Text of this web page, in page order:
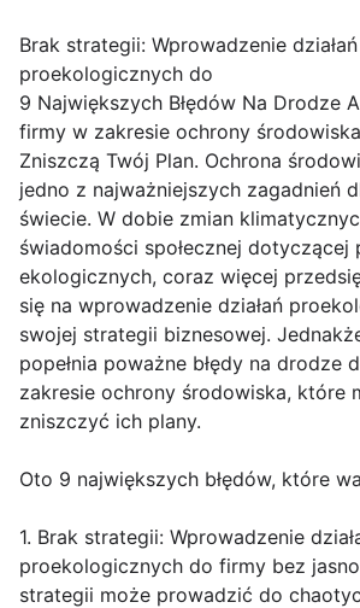
Brak strategii: Wprowadzenie działań
proekologicznych do
9 Największych Błędów Na Drodze
firmy w zakresie ochrony
Zniszczą Twój Plan. Ochrona
jedno z najważniejszych zagadnień
świecie. W dobie zmian
świadomości społecznej dotyczącej
ekologicznych, coraz więcej
się na wprowadzenie działań
swojej strategii biznesowej.
popełnia poważne błędy na drodze
zakresie ochrony środowiska, które
zniszczyć ich plany.
Oto 9 największych błędów, które
1. Brak strategii: Wprowadzenie
proekologicznych do firmy bez
strategii może prowadzić do